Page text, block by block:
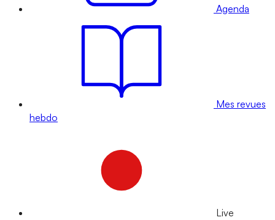
Agenda
Mes revues
hebdo
Live